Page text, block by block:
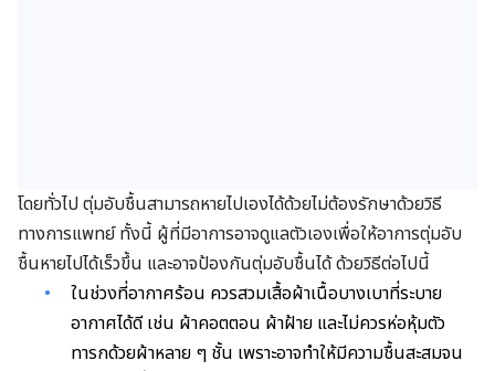
โดยทั่วไป ตุ่มอับชื้นสามารถหายไปเองได้ด้วยไม่ต้องรักษาด้วยวิธี
ทางการแพทย์ ทั้งนี้ ผู้ที่มีอาการอาจดูแลตัวเองเพื่อให้อาการตุ่มอับ
ชื้นหายไปได้เร็วขึ้น และอาจป้องกันตุ่มอับชื้นได้ ด้วยวิธีต่อไปนี้
ในช่วงที่อากาศร้อน ควรสวมเสื้อผ้าเนื้อบางเบาที่ระบาย
อากาศได้ดี เช่น ผ้าคอตตอน ผ้าฝ้าย และไม่ควรห่อหุ้มตัว
ทารกด้วยผ้าหลาย ๆ ชั้น เพราะอาจทำให้มีความชื้นสะสมจน